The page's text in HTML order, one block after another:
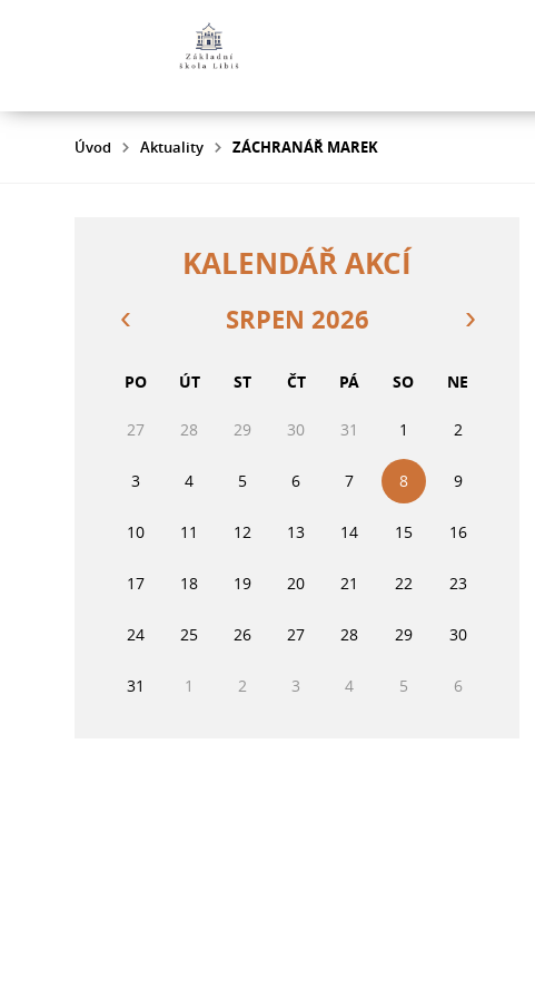
Úvod Aktuality ZÁCHRANÁŘ MAREK
KALENDÁŘ AKCÍ
SRPEN 2026
PO ÚT ST ČT PÁ SO NE
27 28 29 30 31 1 2
3 4 5 6 7 8 9
10 11 12 13 14 15 16
17 18 19 20 21 22 23
24 25 26 27 28 29 30
31 1 2 3 4 5 6